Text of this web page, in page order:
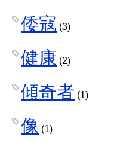
倭寇 (3)
健康 (2)
傾奇者 (1)
像 (1)